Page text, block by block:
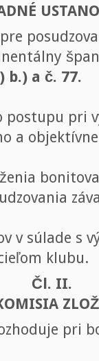
b.) a č. 77.
postupu pri
a
v súlade s
klubu.
Čl. II.
pri